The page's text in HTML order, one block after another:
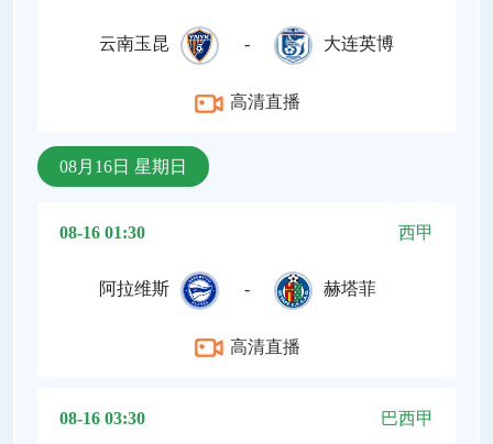
云南玉昆 - 大连英博
高清直播
08月16日 星期日
08-16 01:30 西甲
阿拉维斯 - 赫塔菲
高清直播
08-16 03:30 巴西甲